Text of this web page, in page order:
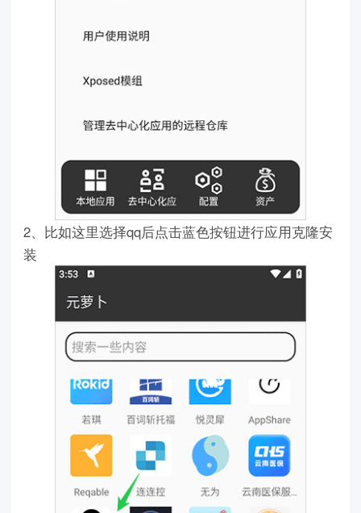
2、比如这里选择qq后点击蓝色按钮进行应用克隆安
装